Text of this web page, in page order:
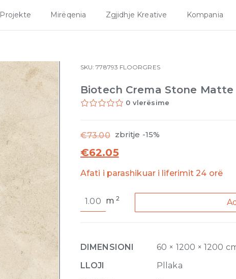
Projekte Mirëqenia Zgjidhje Kreative Kompania
SKU:778793 FLOORGRES
Biotech Crema Stone Matte
0 vlerësime
€73.00 zbritje -15%
€62.05
Afati i parashikuar i liferimit 24 orë
Crema
120
x
m2
DIMENSIONI
60 × 1200 × 1200
LLOJI
Pllaka